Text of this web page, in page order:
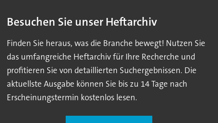
Besuchen Sie unser Heftarchiv
Finden Sie heraus, was die Branche bewegt! Nutzen Sie
das umfangreiche Heftarchiv für Ihre Recherche und
profitieren Sie von detaillierten Suchergebnissen. Die
aktuellste Ausgabe können Sie bis zu 14 Tage nach
Erscheinungstermin kostenlos lesen.